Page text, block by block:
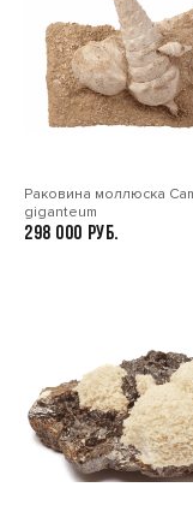
Раковина моллюска
giganteum
298 000